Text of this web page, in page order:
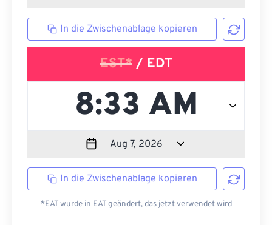
In die Zwischenablage kopieren
EST*/ EDT
In die Zwischenablage kopieren
*EAT wurde in EAT geändert, das jetzt verwendet wird